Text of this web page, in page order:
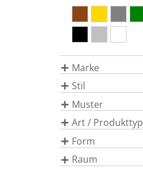
Marke
Stil
Muster
Art / Produkttyp
Form
Raum